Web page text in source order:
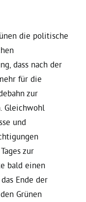
die politische
dass nach der
für die
zur
Gleichwohl
und
zur
bald einen
Ende der
Grünen